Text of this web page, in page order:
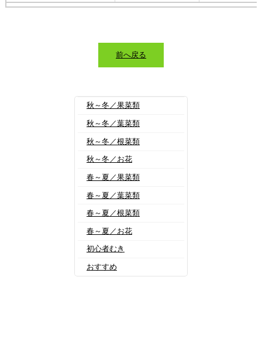
前へ戻る
秋～冬／果菜類
秋～冬／葉菜類
秋～冬／根菜類
秋～冬／お花
春～夏／果菜類
春～夏／葉菜類
春～夏／根菜類
春～夏／お花
初心者むき
おすすめ